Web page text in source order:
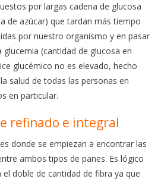
por largas cadena de glucosa
de azúcar) que tardan más tiempo
por nuestro organismo y en pasar
(cantidad de glucosa en
glucémico no es elevado, hecho
salud de todas las personas en
en particular.
refinado e integral
donde se empiezan a encontrar las
ambos tipos de panes. Es lógico
doble de cantidad de fibra ya que